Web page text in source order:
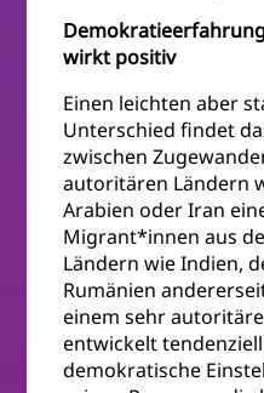
wirkt positiv
Einen leichten aber
Unterschied findet
zwischen
autoritären Ländern
Arabien oder Iran
Migrant*innen aus
Ländern wie Indien,
Rumänien
einem sehr
entwickelt
demokratische